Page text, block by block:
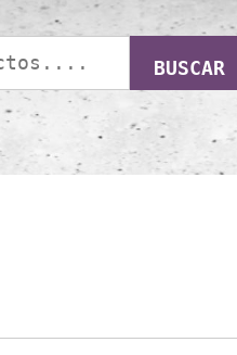
BUSCAR